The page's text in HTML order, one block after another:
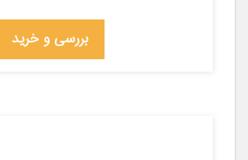
بررسی و خرید